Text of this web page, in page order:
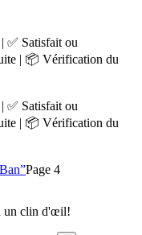
✅ Satisfait ou
| 📦 Vérification du
✅ Satisfait ou
| 📦 Vérification du
Page 4
un clin d'œil!